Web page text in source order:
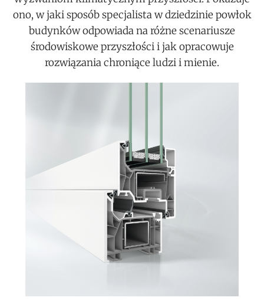
ono, w jaki sposób specjalista w dziedzinie powłok
budynków odpowiada na różne scenariusze
środowiskowe przyszłości i jak opracowuje
rozwiązania chroniące ludzi i mienie.